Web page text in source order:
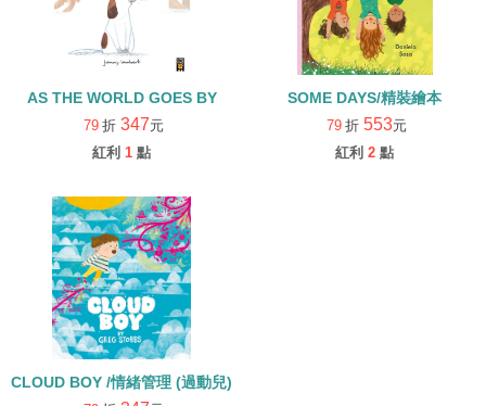
AS THE WORLD GOES BY
79 折 347 元
紅利 1 點
SOME DAYS/精裝繪本
79 折 553 元
紅利 2 點
CLOUD BOY /情緒管理 (過動兒)
79 折 347 元